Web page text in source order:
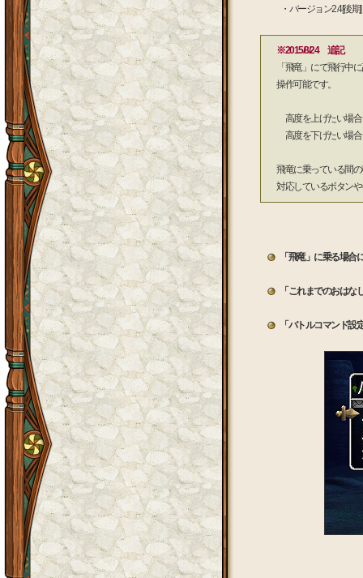
・バージョン2.4[後
※2015/8/24 追記
「飛竜」にて飛行中
操作可能です。
高度を上げたい場
高度を下げたい場
飛竜に乗っている間
対応しているボタン
「飛竜」に乗る場
「これまでのおは
「バトルコマンド